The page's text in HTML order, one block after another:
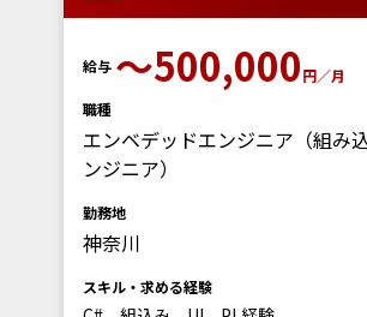
給与 〜500,000円／月
職種
エンベデッドエンジニア（組み
ンジニア）
勤務地
神奈川
スキル・求める経験